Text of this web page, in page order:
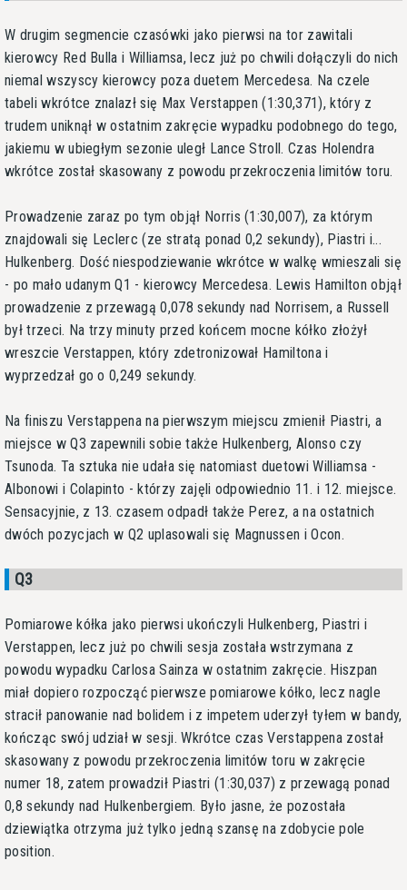
W drugim segmencie czasówki jako pierwsi na tor zawitali
kierowcy Red Bulla i Williamsa, lecz już po chwili dołączyli do nich
niemal wszyscy kierowcy poza duetem Mercedesa. Na czele
tabeli wkrótce znalazł się Max Verstappen (1:30,371), który z
trudem uniknął w ostatnim zakręcie wypadku podobnego do tego,
jakiemu w ubiegłym sezonie uległ Lance Stroll. Czas Holendra
wkrótce został skasowany z powodu przekroczenia limitów toru.
Prowadzenie zaraz po tym objął Norris (1:30,007), za którym
znajdowali się Leclerc (ze stratą ponad 0,2 sekundy), Piastri i...
Hulkenberg. Dość niespodziewanie wkrótce w walkę wmieszali się
- po mało udanym Q1 - kierowcy Mercedesa. Lewis Hamilton objął
prowadzenie z przewagą 0,078 sekundy nad Norrisem, a Russell
był trzeci. Na trzy minuty przed końcem mocne kółko złożył
wreszcie Verstappen, który zdetronizował Hamiltona i
wyprzedzał go o 0,249 sekundy.
Na finiszu Verstappena na pierwszym miejscu zmienił Piastri, a
miejsce w Q3 zapewnili sobie także Hulkenberg, Alonso czy
Tsunoda. Ta sztuka nie udała się natomiast duetowi Williamsa -
Albonowi i Colapinto - którzy zajęli odpowiednio 11. i 12. miejsce.
Sensacyjnie, z 13. czasem odpadł także Perez, a na ostatnich
dwóch pozycjach w Q2 uplasowali się Magnussen i Ocon.
Q3
Pomiarowe kółka jako pierwsi ukończyli Hulkenberg, Piastri i
Verstappen, lecz już po chwili sesja została wstrzymana z
powodu wypadku Carlosa Sainza w ostatnim zakręcie. Hiszpan
miał dopiero rozpocząć pierwsze pomiarowe kółko, lecz nagle
stracił panowanie nad bolidem i z impetem uderzył tyłem w bandy,
kończąc swój udział w sesji. Wkrótce czas Verstappena został
skasowany z powodu przekroczenia limitów toru w zakręcie
numer 18, zatem prowadził Piastri (1:30,037) z przewagą ponad
0,8 sekundy nad Hulkenbergiem. Było jasne, że pozostała
dziewiątka otrzyma już tylko jedną szansę na zdobycie pole
position.